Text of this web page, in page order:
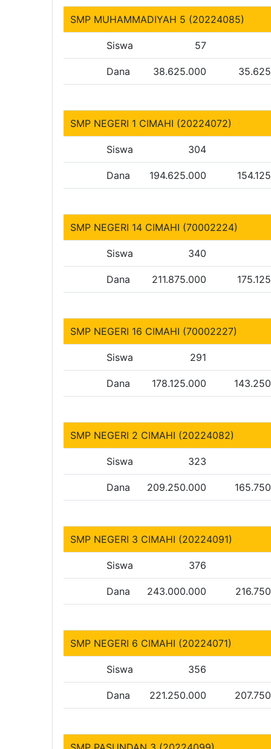
SMP MUHAMMADIYAH 5 (20224085)
Siswa 57
Dana 38.625.000
SMP NEGERI 1 CIMAHI (20224072)
Siswa 304
Dana 194.625.000
SMP NEGERI 14 CIMAHI (70002224)
Siswa 340
Dana 211.875.000
SMP NEGERI 16 CIMAHI (70002227)
Siswa 291
Dana 178.125.000
SMP NEGERI 2 CIMAHI (20224082)
Siswa 323
Dana 209.250.000
SMP NEGERI 3 CIMAHI (20224091)
Siswa 376
Dana 243.000.000
SMP NEGERI 6 CIMAHI (20224071)
Siswa 356
Dana 221.250.000